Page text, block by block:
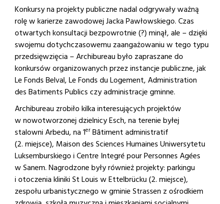
Konkursy na projekty publiczne nadal odgrywały ważną
rolę w karierze zawodowej Jacka Pawłowskiego. Czas
otwartych konsultacji bezpowrotnie (?) minął, ale – dzięki
swojemu dotychczasowemu zaangażowaniu w tego typu
przedsięwzięcia – Archibureau było zapraszane do
konkursów organizowanych przez instancje publiczne, jak
Le Fonds Belval, Le Fonds du Logement, Administration
des Batiments Publics czy administracje gminne.
Archibureau zrobiło kilka interesujących projektów
w nowotworzonej dzielnicy Esch, na terenie byłej
stalowni Arbedu, na 1er Bâtiment administratif
(2. miejsce), Maison des Sciences Humaines Uniwersytetu
Luksemburskiego i Centre Integré pour Personnes Agées
w Sanem. Nagrodzone były również projekty: parkingu
i otoczenia kliniki St Louis w Ettelbrücku (2. miejsce),
zespołu urbanistycznego w gminie Strassen z ośrodkiem